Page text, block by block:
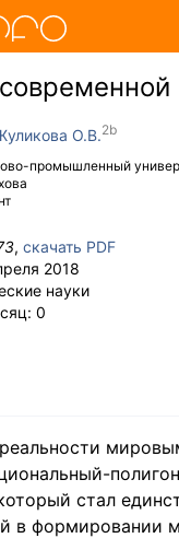
промышленный
О.В.
, скачать PDF
2018
науки
0
стал
в формировании